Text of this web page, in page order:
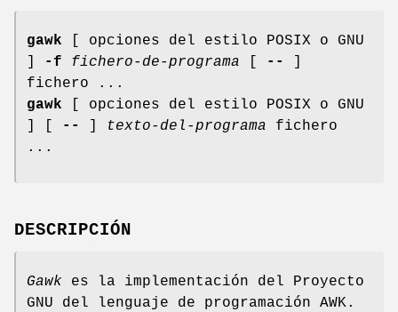
gawk [ opciones del estilo POSIX o GNU
-f fichero-de-programa --
fichero ...
gawk [ opciones del estilo POSIX o GNU
-- texto-del-programa fichero
...
DESCRIPCIÓN
Gawk es la implementación del Proyecto
GNU del lenguaje de programación AWK.